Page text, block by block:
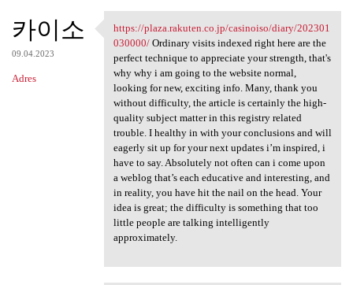
카이소
09.04.2023
Adres
https://plaza.rakuten.co.jp
https://plaza.rakuten.co.jp/casinoiso/diary/202301
030000/Ordinary visits indexed right here are the
perfect technique to appreciate your strength, that's
why why i am going to the website normal,
looking for new, exciting info. Many, thank you
without difficulty, the article is certainly the high-
quality subject matter in this registry related
trouble. I healthy in with your conclusions and will
eagerly sit up for your next updates i’m inspired, i
have to say. Absolutely not often can i come upon
a weblog that’s each educative and interesting, and
in reality, you have hit the nail on the head. Your
idea is great; the difficulty is something that too
little people are talking intelligently
approximately.